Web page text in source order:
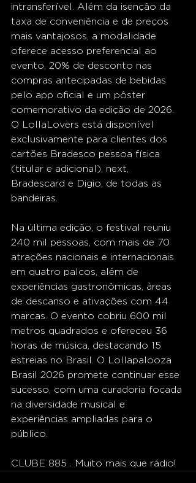
intransferível. Além da isenção da
taxa de conveniência e de preços
mais vantajosos, a modalidade
oferece acesso preferencial ao
evento, 20% de desconto nas
compras antecipadas de bebidas
pelo app oficial e um pôster
comemorativo da edição de 2026.
O LollaLovers está disponível
exclusivamente para clientes dos
cartões Bradesco pessoa física
(titular e adicional), next,
Bradescard e Digio, de todas as
bandeiras.
Na última edição, o festival reuniu
240 mil pessoas, com mais de 70
atrações nacionais e internacionais
em quatro palcos, além de
experiências gastronômicas, áreas
de descanso e ativações com 44
marcas. O evento cobriu 600 mil
metros quadrados e ofereceu 36
horas de música, destacando 15
estreias no Brasil. O Lollapalooza
Brasil 2026 promete continuar esse
sucesso, com uma curadoria focada
na diversidade musical e
experiências ampliadas para o
público.
CLUBE 885 . Muito mais que rádio!